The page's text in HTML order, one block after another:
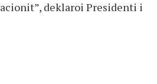
deklaroi Presidenti i